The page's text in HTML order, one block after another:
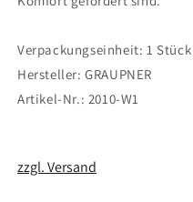
Verpackungseinheit: 1 Stück
Hersteller: GRAUPNER
Artikel-Nr.: 2010-W1
zzgl. Versand